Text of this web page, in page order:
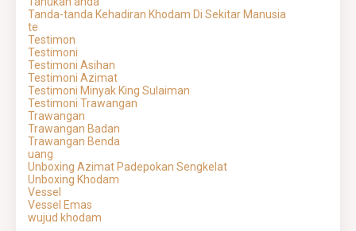
Tanda-tanda Kehadiran Khodam Di Sekitar Manusia
te
Testimon
Testimoni
Testimoni Asihan
Testimoni Azimat
Testimoni Minyak King Sulaiman
Testimoni Trawangan
Trawangan
Trawangan Badan
Trawangan Benda
uang
Unboxing Azimat Padepokan Sengkelat
Unboxing Khodam
Vessel
Vessel Emas
wujud khodam